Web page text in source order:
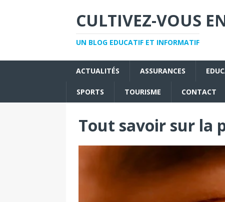
CULTIVEZ-VOUS
UN BLOG EDUCATIF ET INFORMATIF
ACTUALITÉS ASSURANCES
SPORTS TOURISME CONTACT
Tout savoir sur la